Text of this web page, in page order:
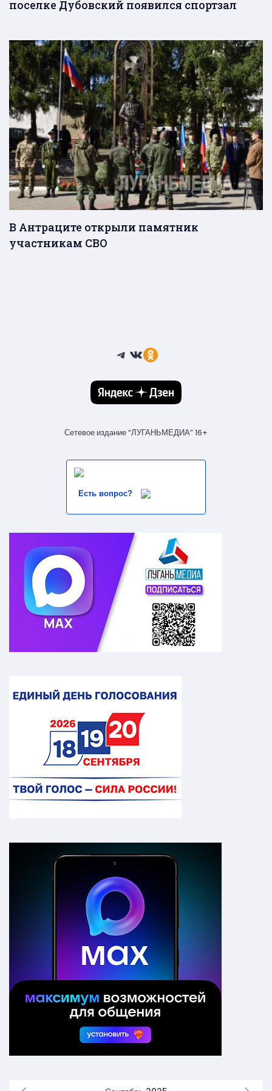
поселке Дубовский появился спортзал
В Антраците открыли памятник
участникам СВО
Telegram
ВКонтакте
Ссылка
Сетевое издание “ЛУГАНЬМЕДИА” 16+
Есть вопрос?